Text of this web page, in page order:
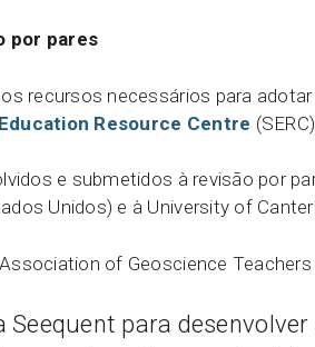
por pares
recursos necessários para adotar
Resource Centre (SERC).
e submetidos à revisão por
Unidos) e à University of
of Geoscience
Seequent para